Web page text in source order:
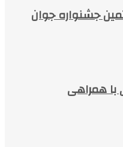
جشنواره جوان
با همراهی